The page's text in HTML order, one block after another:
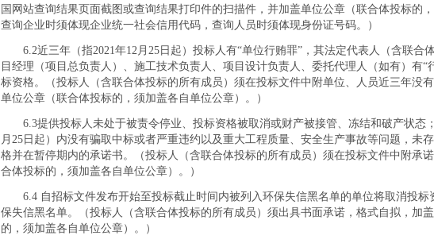
国网站查询结果页面截图或查询结果打印件的扫描件，并加盖单位公章（联合体投标的
查询企业时须体现企业统一社会信用代码，查询人员时须体现身份证号码。）
6.2近三年（指2021年12月25日起）投标人有“单位行贿罪”，其法定代表人（含联合
目经理（项目总负责人）、施工技术负责人、项目设计负责人、委托代理人（如有）有“
标资格。（投标人（含联合体投标的所有成员）须在投标文件中附单位、人员近三年没
单位公章（联合体投标的，须加盖各自单位公章）。）
6.3提供投标人未处于被责令停业、投标资格被取消或财产被接管、冻结和破产状态
月25日起）内没有骗取中标或者严重违约以及重大工程质量、安全生产事故等问题，未
格并在暂停期内的承诺书。（投标人（含联合体投标的所有成员）须在投标文件中附承
合体投标的，须加盖各自单位公章）。）
6.4 自招标文件发布开始至投标截止时间内被列入环保失信黑名单的单位将取消投标
保失信黑名单。（投标人（含联合体投标的所有成员）须出具书面承诺，格式自拟，加
的，须加盖各自单位公章）。）